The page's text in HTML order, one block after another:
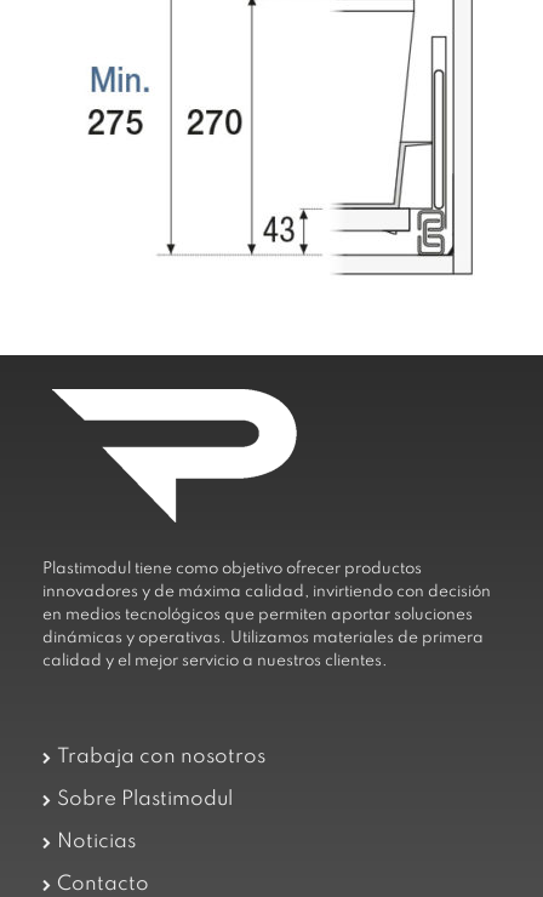
Plastimodul tiene como objetivo ofrecer productos
innovadores y de máxima calidad, invirtiendo con decisión
en medios tecnológicos que permiten aportar soluciones
dinámicas y operativas. Utilizamos materiales de primera
calidad y el mejor servicio a nuestros clientes.
Trabaja con nosotros
Sobre Plastimodul
Noticias
Contacto